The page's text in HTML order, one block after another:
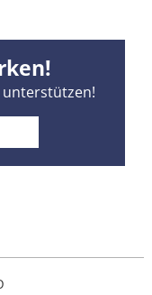
unterstützen!